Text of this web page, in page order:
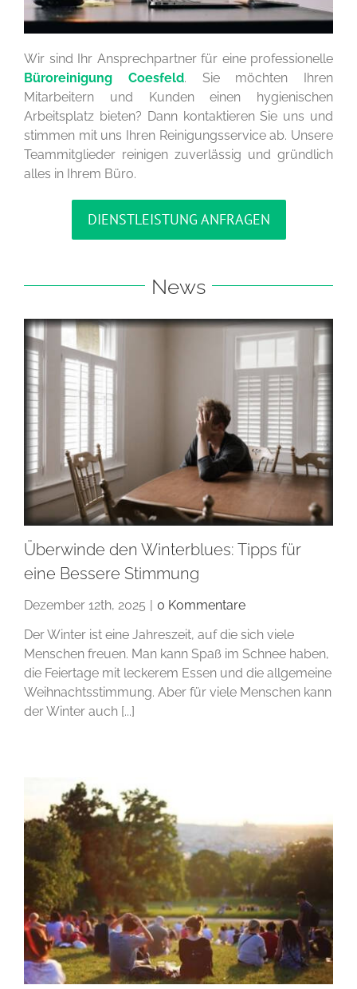
Wir sind Ihr Ansprechpartner für eine professionelle
Büroreinigung Coesfeld. Sie möchten Ihren
Mitarbeitern und Kunden einen hygienischen
Arbeitsplatz bieten? Dann kontaktieren Sie uns und
stimmen mit uns Ihren Reinigungsservice ab. Unsere
Teammitglieder reinigen zuverlässig und gründlich
alles in Ihrem Büro.
DIENSTLEISTUNG ANFRAGEN
News
Überwinde den Winterblues: Tipps für
eine Bessere Stimmung
Dezember 12th, 2025 | 0 Kommentare
Der Winter ist eine Jahreszeit, auf die sich viele
Menschen freuen. Man kann Spaß im Schnee haben,
die Feiertage mit leckerem Essen und die allgemeine
Weihnachtsstimmung. Aber für viele Menschen kann
der Winter auch [...]